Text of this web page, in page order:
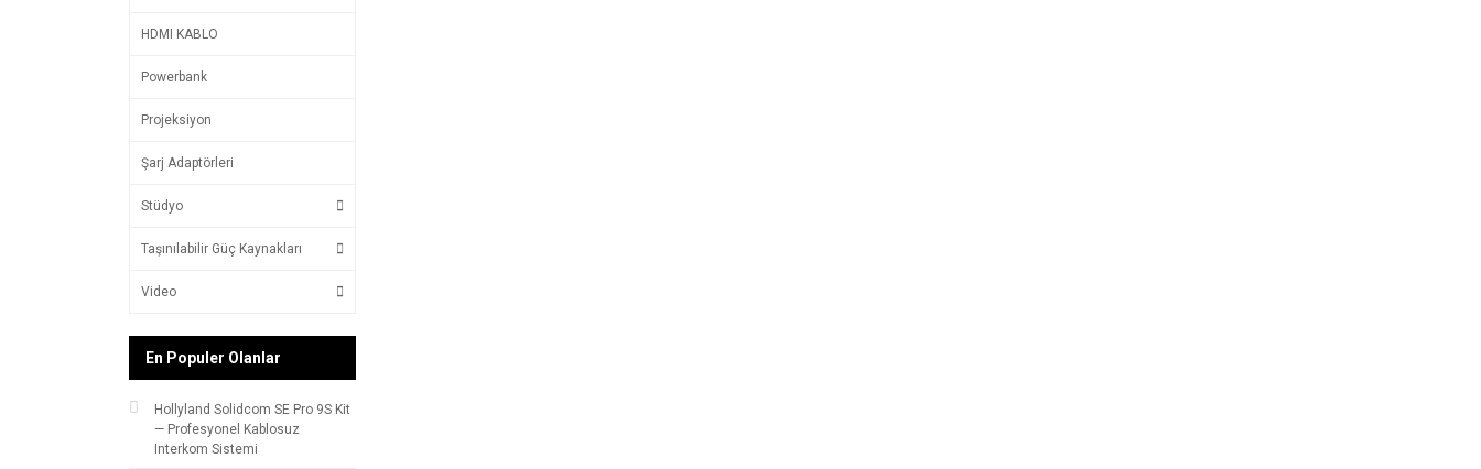
HDMI KABLO
Powerbank
Projeksiyon
Şarj Adaptörleri
Stüdyo
Taşınılabilir Güç Kaynakları
Video
En Populer Olanlar
Hollyland Solidcom SE Pro 9S Kit
— Profesyonel Kablosuz
Interkom Sistemi